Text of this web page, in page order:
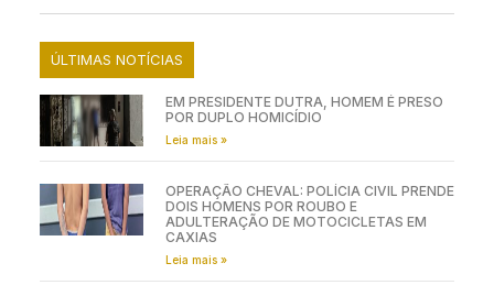
ÚLTIMAS NOTÍCIAS
EM PRESIDENTE DUTRA, HOMEM É PRESO
POR DUPLO HOMICÍDIO
Leia mais »
OPERAÇÃO CHEVAL: POLÍCIA CIVIL PRENDE
DOIS HOMENS POR ROUBO E
ADULTERAÇÃO DE MOTOCICLETAS EM
CAXIAS
Leia mais »